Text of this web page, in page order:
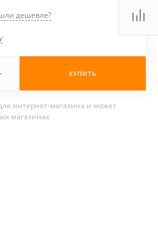
дешевле?
КУПИТЬ
интернет-магазина и может
магазинах